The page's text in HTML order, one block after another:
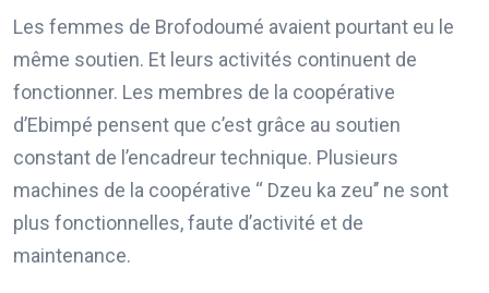
Les femmes de Brofodoumé avaient pourtant eu le
même soutien. Et leurs activités continuent de
fonctionner. Les membres de la coopérative
d’Ebimpé pensent que c’est grâce au soutien
constant de l’encadreur technique. Plusieurs
machines de la coopérative ‘‘ Dzeu ka zeu’’ ne sont
plus fonctionnelles, faute d’activité et de
maintenance.